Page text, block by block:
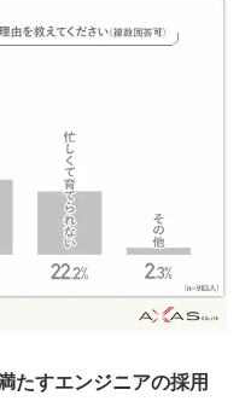
たすエンジニアの採用